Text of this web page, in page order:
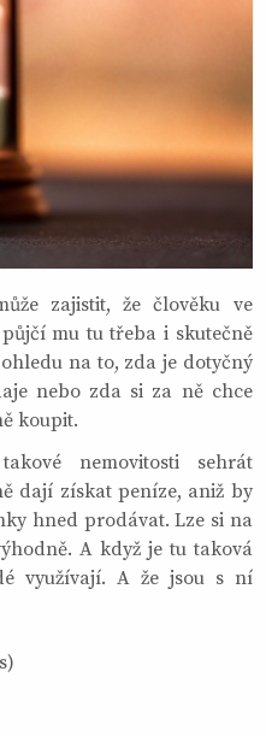
zajistit, že člověku ve
mu tu třeba i skutečně
na to, zda je dotyčný
nebo zda si za ně chce
koupit.
nemovitosti sehrát
dají získat peníze, aniž by
hned prodávat. Lze si na
A když je tu taková
využívají. A že jsou s ní